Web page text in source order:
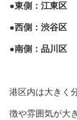
●東側：江東区
●西側：渋谷区
●南側：品川区
港区内は大きく
徴や雰囲気が大